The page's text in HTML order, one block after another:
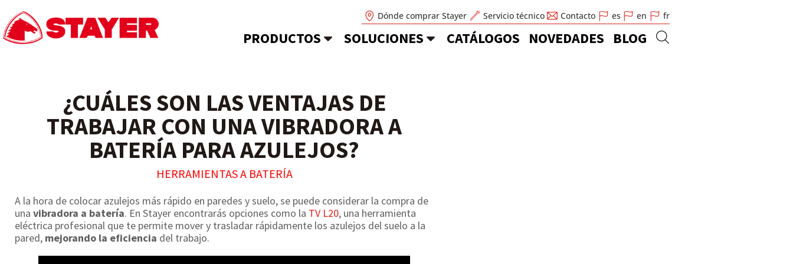
Dónde comprar Stayer Servicio técnico Contacto es en fr
PRODUCTOS SOLUCIONES CATÁLOGOS NOVEDADES BLOG
¿CUÁLES SON LAS VENTAJAS DE
TRABAJAR CON UNA VIBRADORA A
BATERÍA PARA AZULEJOS?
HERRAMIENTAS A BATERÍA
A la hora de colocar azulejos más rápido en paredes y suelo, se puede considerar la compra de
una vibradora a batería. En Stayer encontrarás opciones como la TV L20, una herramienta
eléctrica profesional que te permite mover y trasladar rápidamente los azulejos del suelo a la
pared, mejorando la eficiencia del trabajo.